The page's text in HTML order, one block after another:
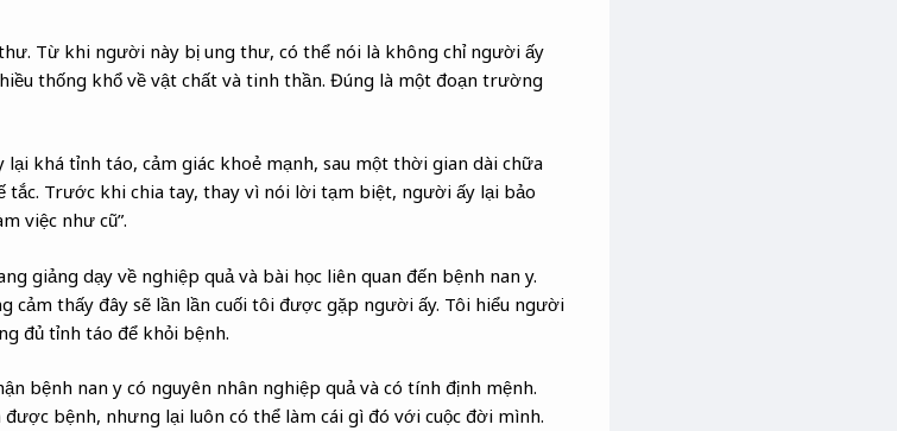
Từ khi người này bị ung thư, có thể nói là không chỉ người ấy
thống khổ về vật chất và tinh thần. Đúng là một đoạn trường
khá tỉnh táo, cảm giác khoẻ mạnh, sau một thời gian dài chữa
tắc. Trước khi chia tay, thay vì nói lời tạm biệt, người ấy lại bảo
việc như cũ”.
giảng dạy về nghiệp quả và bài học liên quan đến bệnh nan y.
cảm thấy đây sẽ lần lần cuối tôi được gặp người ấy. Tôi hiểu người
đủ tỉnh táo để khỏi bệnh.
bệnh nan y có nguyên nhân nghiệp quả và có tính định mệnh.
bệnh, nhưng lại luôn có thể làm cái gì đó với cuộc đời mình.